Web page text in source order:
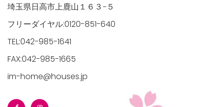
埼玉県日高市上鹿山１６３−５
フリーダイヤル:0120-851-640
TEL:042-985-1641
FAX:042-985-1665
im-home@houses.jp